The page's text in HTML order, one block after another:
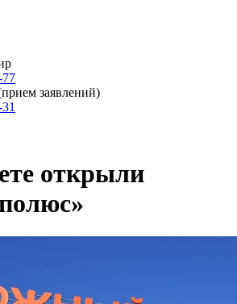
77
заявлений)
открыли